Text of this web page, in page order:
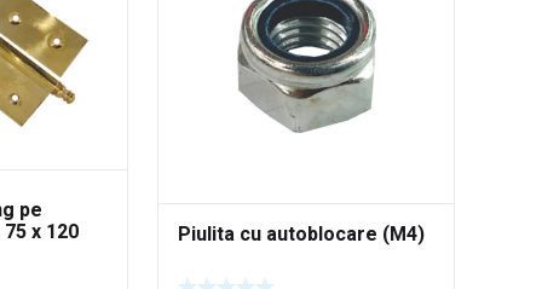
pe
x 120 fereastra 140MM x
Piulita cu autoblocare (M4)